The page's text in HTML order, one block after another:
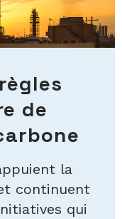
de
la
continuent
qui